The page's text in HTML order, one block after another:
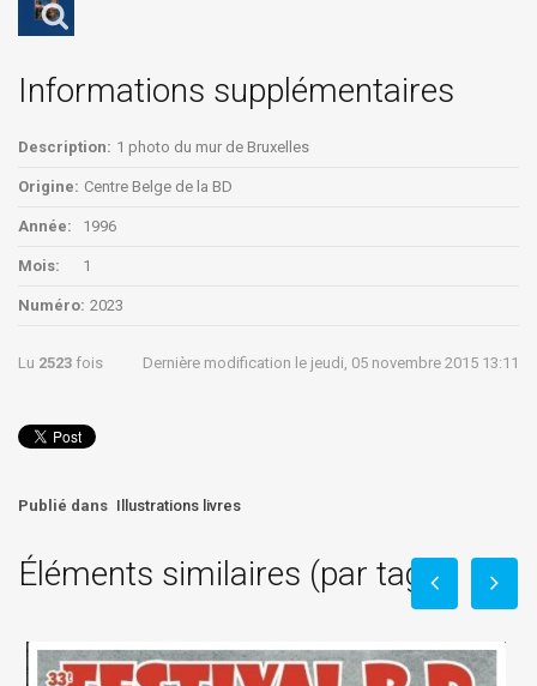
Informations supplémentaires
Description: 1 photo du mur de Bruxelles
Origine: Centre Belge de la BD
Année: 1996
Mois: 1
Numéro: 2023
Lu 2523 fois Dernière modification le jeudi, 05 novembre 2015 13:11
Publié dans Illustrations livres
Éléments similaires (par tag)